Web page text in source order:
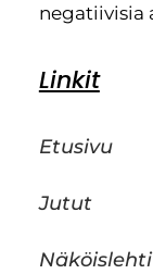
negatiivisia
Linkit
Etusivu
Jutut
Näköislehti